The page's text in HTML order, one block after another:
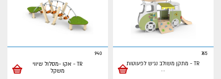
765
TR - מתקן משולב נגיש לפעוטות
...
940
TR - אקו -מסלול שיווי
משקל